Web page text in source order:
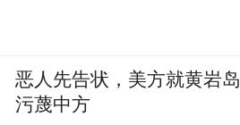
恶人先告状，美方就黄岩岛
污蔑中方